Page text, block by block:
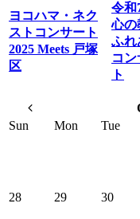
ヨコハマ・ネク
ストコンサート
2025 Meets 戸塚
区
令和
心の
ふれ
コ
ト
Sun
Mon Tue
28 29 30